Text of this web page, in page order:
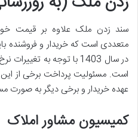
سند زدن ملک علاوه بر قیمت
متعددی است که خریدار و فروشنده
در سال 1403 با توجه به
است. مسئولیت پرداخت برخی از این
عهده خریدار و برخی دیگر به
کمیسیون مشاور املاک